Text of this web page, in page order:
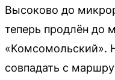
Высоково до
теперь продлён до
«Комсомольский».
совпадать с